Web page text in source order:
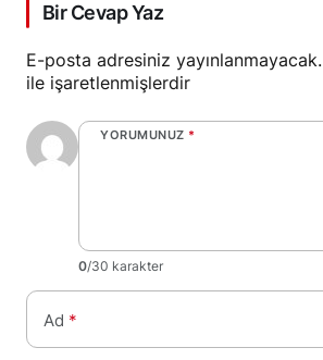
Bir Cevap Yaz
E-posta adresiniz yayınlanmayacak.
ile işaretlenmişlerdir
YORUMUNUZ *
0/30 karakter
Ad *